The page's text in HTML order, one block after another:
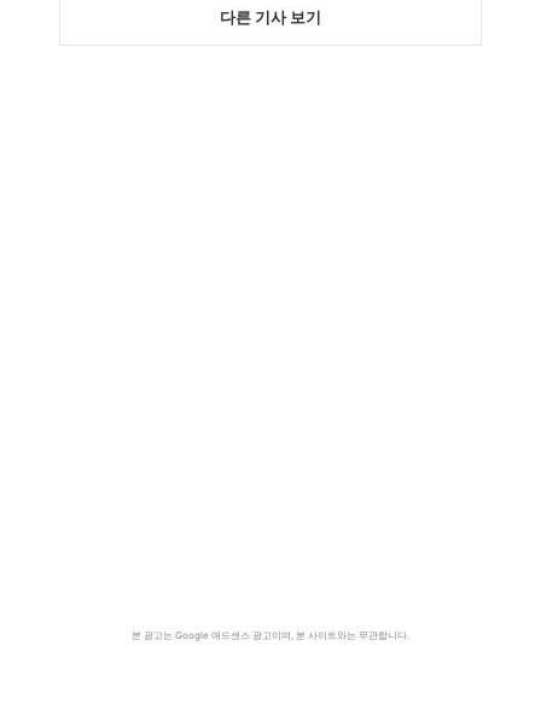
다른 기사 보기
본 광고는 Google 애드센스 광고이며, 본 사이트와는 무관합니다.